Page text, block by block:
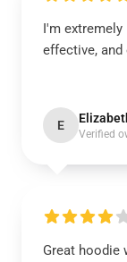
I'm extremely
effective,
E
Verified
Great hoodie